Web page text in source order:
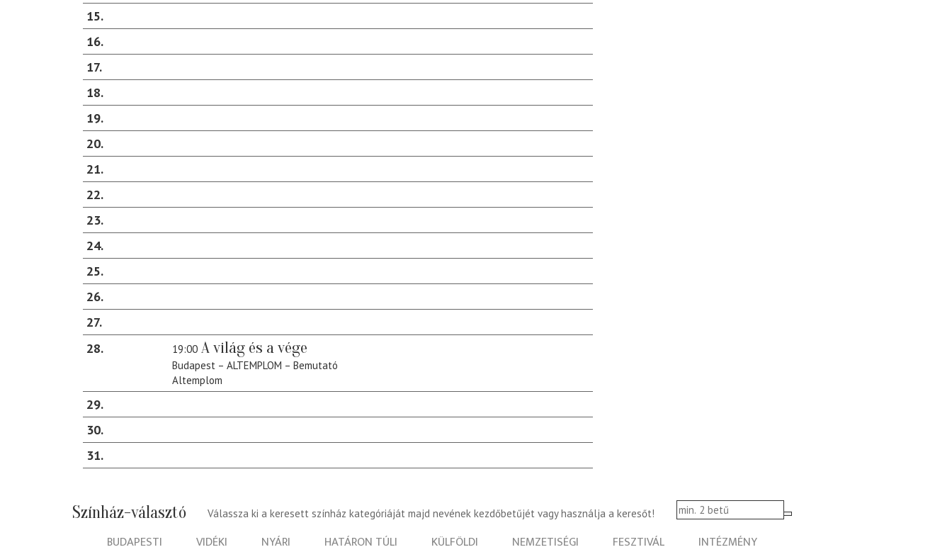
15
16
17
18
19
20
21
22
23
24
25
26
27
28
19:00 A világ és a vége
Budapest – ALTEMPLOM – Bemutató
Altemplom
29
30
31
Színház-választó Válassza ki a keresett színház kategóriáját majd nevének kezdőbetűjét vagy használja a keresőt!
BUDAPESTI VIDÉKI NYÁRI HATÁRON TÚLI KÜLFÖLDI NEMZETISÉGI FESZTIVÁL INTÉZMÉNY